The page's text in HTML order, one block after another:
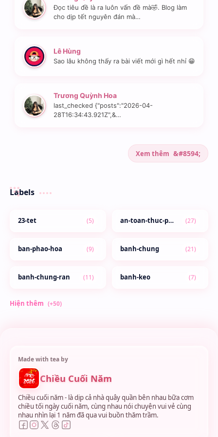
Đọc tiêu đề là ra luôn vấn đề mà🤣. Blog làm
cho dịp tết nguyên đán mà…
Lê Hùng
Sao lâu không thấy ra bài viết mới gì hết nhỉ 😁
Trương Quỳnh Hoa
last_checked {"posts":"2026-04-
28T16:34:43.921Z",&…
Xem thêm
Labels
Chiều Cuối Năm
Chiều cuối năm - là dịp cả nhà quây quần bên nhau bữa cơm
chiều tối ngày cuối năm, cùng nhau nói chuyện vui vẻ cùng
nhau nhìn lại 1 năm đã qua vui buồn thăm trầm.